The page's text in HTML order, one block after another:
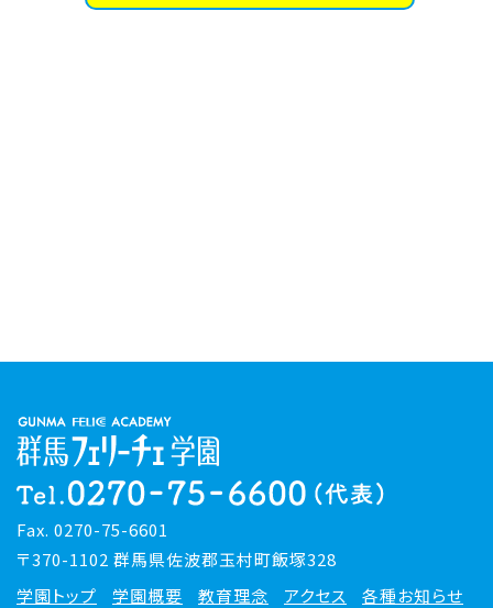
Fax. 0270-75-6601
〒370-1102 群馬県佐波郡玉村町飯塚328
学園トップ 学園概要 教育理念 アクセス
各種お知らせ